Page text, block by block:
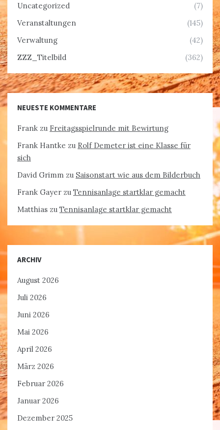
Uncategorized
(7)
Veranstaltungen
(145)
Verwaltung
(42)
ZZZ_Titelbild
(362)
NEUESTE KOMMENTARE
Frank zu Freitagsspielrunde mit Bewirtung
Frank Hantke zu Rolf Demeter ist eine Klasse für
sich
David Grimm zu Saisonstart wie aus dem Bilderbuch
Frank Gayer zu Tennisanlage startklar gemacht
Matthias zu Tennisanlage startklar gemacht
ARCHIV
August 2026
Juli 2026
Juni 2026
Mai 2026
April 2026
März 2026
Februar 2026
Januar 2026
Dezember 2025